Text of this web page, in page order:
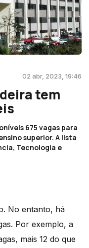
02 abr, 2023, 19:46
tem
675 vagas para
superior. A lista
Tecnologia e
No entanto, há
Por exemplo, a
mais 12 do que